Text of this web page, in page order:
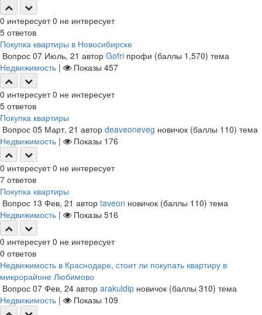
0 интересует 0 не интересует
5 ответов
Покупка квартиры в Новосибирске
Вопрос 07 Июль, 21 автор Gofri профи (баллы 1,570) тема
Недвижимость | Показы 457
0 интересует 0 не интересует
5 ответов
Покупка квартиры
Вопрос 05 Март, 21 автор deaveoneveg новичок (баллы 110) тема
Недвижимость | Показы 176
0 интересует 0 не интересует
7 ответов
Покупка квартиры
Вопрос 13 Фев, 21 автор taveon новичок (баллы 110) тема
Недвижимость | Показы 516
0 интересует 0 не интересует
0 ответов
Недвижимость в Краснодаре, стоит ли покупать квартиру в
микрорайоне Любимово
Вопрос 07 Фев, 24 автор arakuldip новичок (баллы 310) тема
Недвижимость | Показы 109